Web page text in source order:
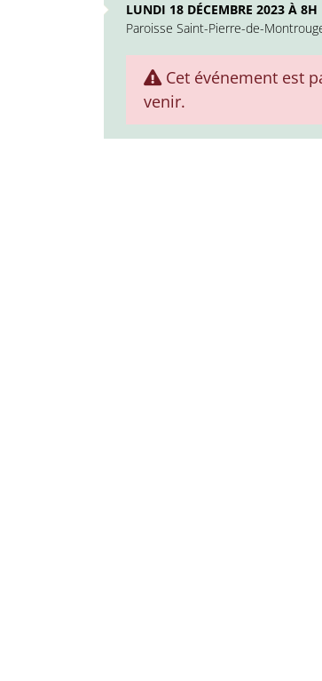
LUNDI 18 DÉCEMBRE 2023 À 8H
Paroisse Saint-Pierre-de-
Cet événement est
venir.